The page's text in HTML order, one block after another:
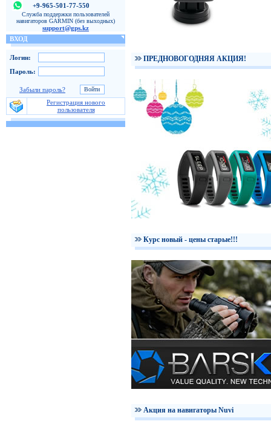
+9-965-501-77-550
Служба поддержки пользователей
навигаторов GARMIN (без выходных)
support@gps.kz
ВХОД
Логин:
Пароль:
Забыли пароль?
Регистрация нового
пользователя
ПРЕДНОВОГОДНЯЯ АКЦИЯ!
Курс новый - цены старые!!!
Акция на навигаторы Nuvi